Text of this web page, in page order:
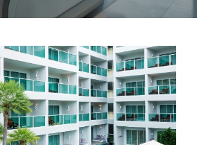
修改/取消已有预约